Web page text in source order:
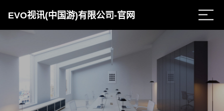
EVO视讯(中国游)有限公司-官网